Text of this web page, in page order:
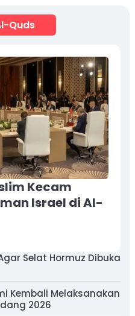
Quds
Kecam
Israel di Al-
Selat Hormuz Dibuka
Kembali Melaksanakan
2026